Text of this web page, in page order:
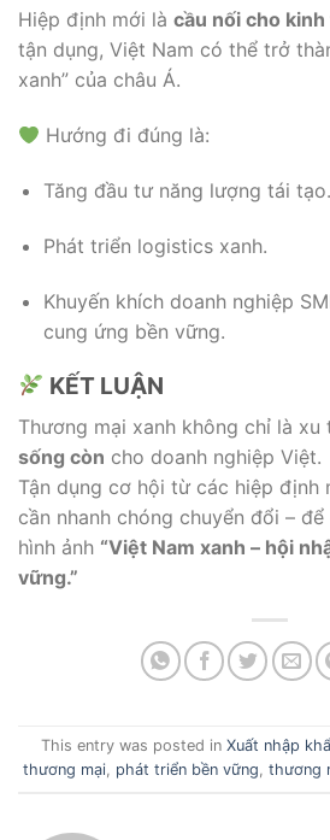
Hiệp định mới là cầu nối cho kinh
tận dụng, Việt Nam có thể trở
xanh” của châu Á.
Hướng đi đúng là:
Tăng đầu tư năng lượng tái tạo.
Phát triển logistics xanh.
Khuyến khích doanh nghiệp
cung ứng bền vững.
KẾT LUẬN
Thương mại xanh không chỉ là xu
sống còn cho doanh nghiệp Việt.
Tận dụng cơ hội từ các hiệp định
cần nhanh chóng chuyển đổi –
hình ảnh “Việt Nam xanh – hội
vững.”
This entry was posted in Xuất nhập
thương mại, phát triển bền vững, thương